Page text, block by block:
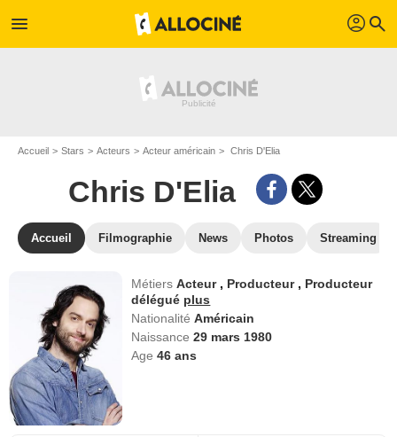
menu profil search
Accueil Stars Acteurs Acteur américain Chris D'Elia
Chris D'Elia
Accueil Filmographie News Photos Streaming
MétiersActeur , Producteur , Producteur
délégué plus
NationalitéAméricain
Naissance29 mars 1980
Age46 ans